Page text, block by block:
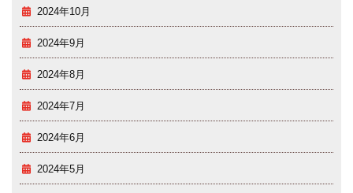
2024年10月
2024年9月
2024年8月
2024年7月
2024年6月
2024年5月